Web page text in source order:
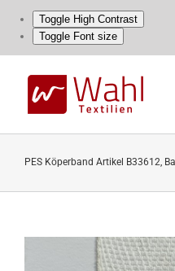
Toggle High Contrast
Toggle Font size
content
PES Köperband Artikel B33612,